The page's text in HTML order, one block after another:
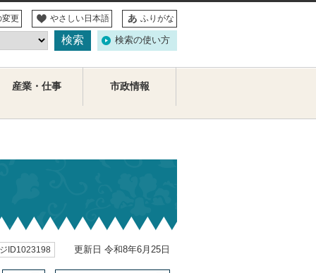
更 やさしい日本語 ふりがな
検索の使い方
産業・仕事 市政情報
ID1023198 更新日 令和8年6月25日